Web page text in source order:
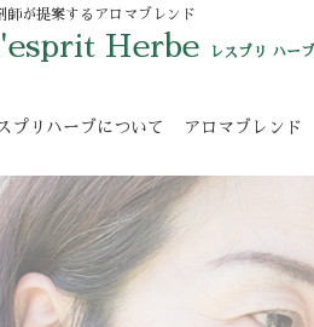
師が提案するアロマブレンド
Herbe レスプリ ハーブ
プリハーブについて アロマブレンド